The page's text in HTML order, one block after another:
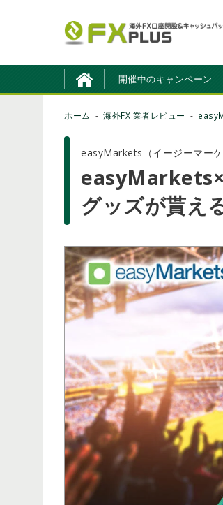
開催中のキャンペーン
ホーム 海外FX 業者レビュー
easyMarkets（イージーマーケ
グッズが貰え